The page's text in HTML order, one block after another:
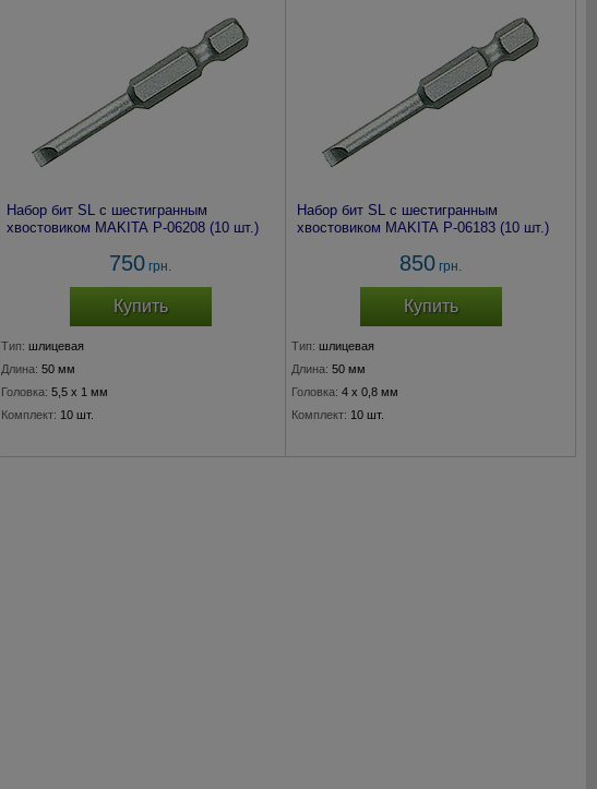
Набор бит SL с шестигранным
хвостовиком MAKITA P-06208 (10 шт.)
750 грн.
Купить
Тип: шлицевая
Длина: 50 мм
Головка: 5,5 x 1 мм
Комплект: 10 шт.
Набор бит SL с шестигранным
хвостовиком MAKITA P-06183 (10 шт.)
850 грн.
Купить
Тип: шлицевая
Длина: 50 мм
Головка: 4 x 0,8 мм
Комплект: 10 шт.